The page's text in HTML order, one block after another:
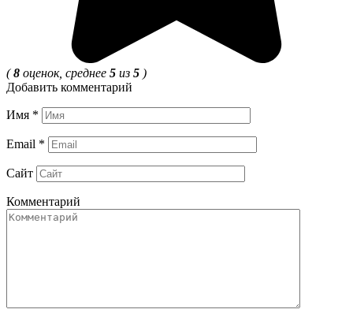
(8 оценок, среднее 5 из 5 )
Добавить комментарий
Имя *
Email *
Сайт
Комментарий